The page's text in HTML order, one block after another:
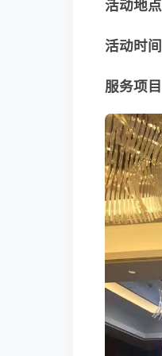
活动地点
活动时间
服务项目